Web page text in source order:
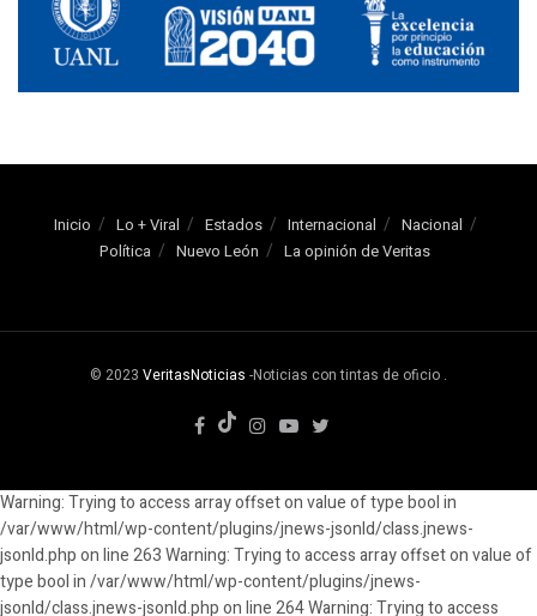
Inicio Lo + Viral Estados Internacional
Nacional
Política
Nuevo León La opinión de Veritas
© 2023 VeritasNoticias -Noticias con tintas de oficio .
Warning: Trying to access array offset on value of type bool in
/var/www/html/wp-content/plugins/jnews-jsonld/class.jnews-
jsonld.php on line 263 Warning: Trying to access array offset on value of
type bool in /var/www/html/wp-content/plugins/jnews-
jsonld/class.jnews-jsonld.php on line 264 Warning: Trying to access